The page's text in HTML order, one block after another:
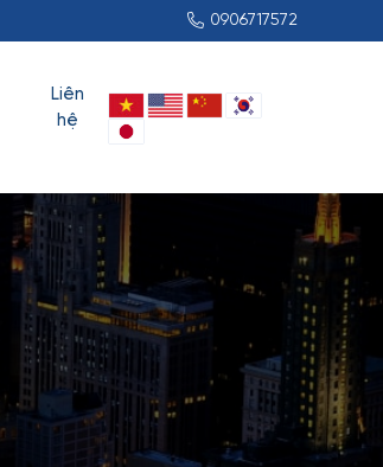
0906717572
Liên
hệ